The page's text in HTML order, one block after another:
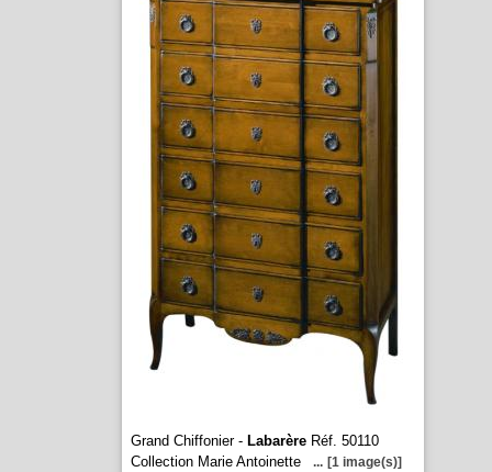
Grand Chiffonier - LabarèreRéf. 50110
Collection Marie Antoinette
... [1 image(s)]